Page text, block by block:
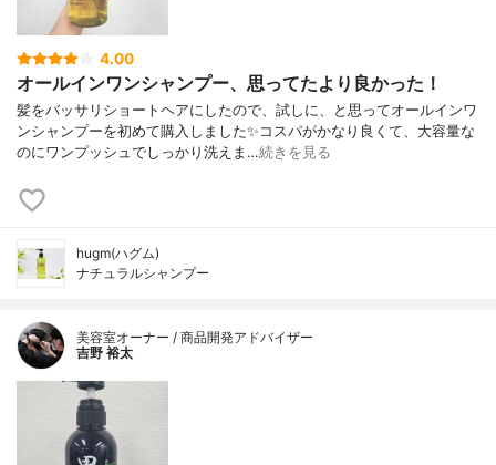
4.00
オールインワンシャンプー、思ってたより良かった！
髪をバッサリショートヘアにしたので、試しに、と思ってオールインワ
ンシャンプーを初めて購入しました✨コスパがかなり良くて、大容量な
のにワンプッシュでしっかり洗えま…続きを見る
hugm(ハグム)
ナチュラルシャンプー
美容室オーナー / 商品開発アドバイザー
吉野 裕太